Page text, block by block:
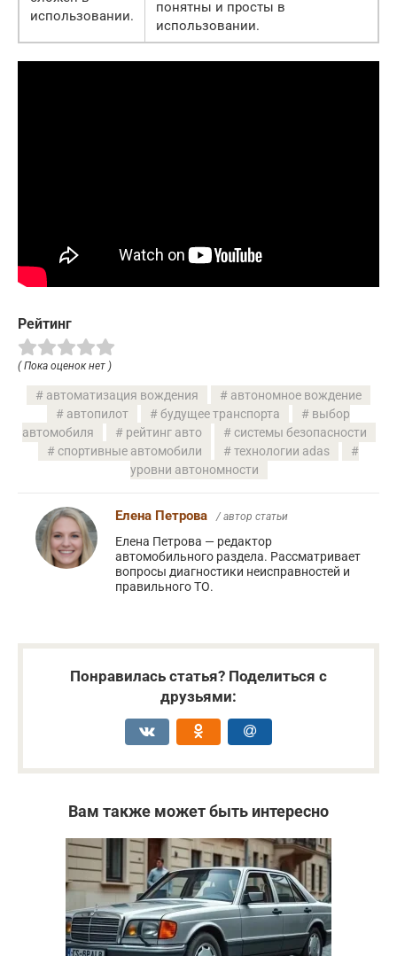
использовании.
понятны и просты в
использовании.
Рейтинг
( Пока оценок нет )
автоматизация вождения
автономное вождение
автопилот
будущее транспорта
выбор
автомобиля
рейтинг авто
системы безопасности
спортивные автомобили
технологии adas
уровни автономности
Елена Петрова / автор статьи
Елена Петрова — редактор
автомобильного раздела. Рассматривает
вопросы диагностики неисправностей и
правильного ТО.
Понравилась статья? Поделиться с
друзьями:
Вам также может быть интересно